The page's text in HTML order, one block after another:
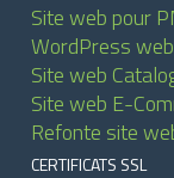
Site web pour
WordPress
Site web
Site web E-
Refonte site
CERTIFICATS SSL